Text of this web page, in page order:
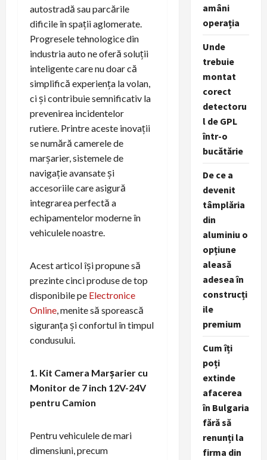
autostradă sau parcările
dificile în spații aglomerate.
Progresele tehnologice din
industria auto ne oferă soluții
inteligente care nu doar că
simplifică experiența la volan,
ci și contribuie semnificativ la
prevenirea incidentelor
rutiere. Printre aceste inovații
se numără camerele de
marșarier, sistemele de
navigație avansate și
accesoriile care asigură
integrarea perfectă a
echipamentelor moderne în
vehiculele noastre.
Acest articol își propune să
prezinte cinci produse de top
disponibile pe Electronice
Online, menite să sporească
siguranța și confortul în timpul
condusului.
1. Kit Camera Marșarier cu
Monitor de 7 inch 12V-24V
pentru Camion
Pentru vehiculele de mari
dimensiuni, precum
amâni
operația
Unde
trebuie
montat
corect
detectoru
l de GPL
într-o
bucătărie
De ce a
devenit
tâmplăria
din
aluminiu o
opțiune
aleasă
adesea în
construcți
ile
premium
Cum îți
poți
extinde
afacerea
în Bulgaria
fără să
renunți la
firma din